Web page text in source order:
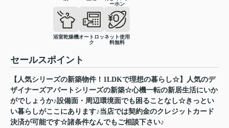
ーホン
浴室乾燥機オートロッ
ク
ネット使用
料無料
セールスポイント
【人気シリーズの新築物件！1LDKで理想の暮らし☆】人気のデ
ザイナーズアパートシリーズの新築☆心機一転の新居生活にいか
がでしょうか♪設備面・周辺環境面でも困ることなし☆きっとい
い暮らしがここにあります♪当店では契約金のクレジットカード
決済が可能です☆諸条件なんでもご相談下さい♪